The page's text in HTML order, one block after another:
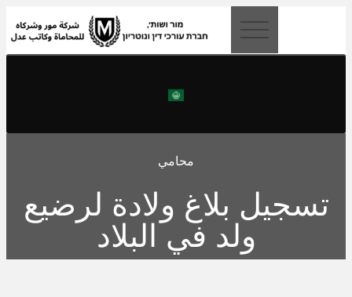
محامي
تسجيل بلاغ ولادة لرضيع
ولد في البلاد